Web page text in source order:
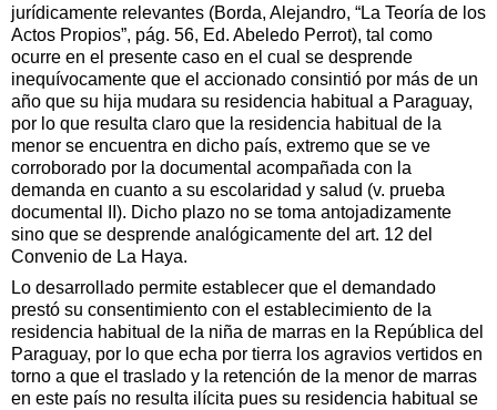
jurídicamente relevantes (Borda, Alejandro, “La Teoría de los
Actos Propios”, pág. 56, Ed. Abeledo Perrot), tal como
ocurre en el presente caso en el cual se desprende
inequívocamente que el accionado consintió por más de un
año que su hija mudara su residencia habitual a Paraguay,
por lo que resulta claro que la residencia habitual de la
menor se encuentra en dicho país, extremo que se ve
corroborado por la documental acompañada con la
demanda en cuanto a su escolaridad y salud (v. prueba
documental II). Dicho plazo no se toma antojadizamente
sino que se desprende analógicamente del art. 12 del
Convenio de La Haya.
Lo desarrollado permite establecer que el demandado
prestó su consentimiento con el establecimiento de la
residencia habitual de la niña de marras en la República del
Paraguay, por lo que echa por tierra los agravios vertidos en
torno a que el traslado y la retención de la menor de marras
en este país no resulta ilícita pues su residencia habitual se